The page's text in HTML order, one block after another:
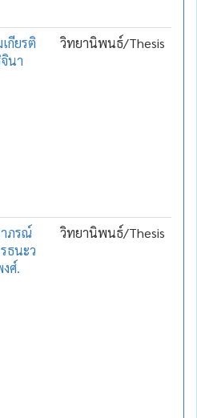
กียรติ
นา
วิทยานิพนธ์/Thesis
ภรณ์
ธนะว
ศ์.
วิทยานิพนธ์/Thesis